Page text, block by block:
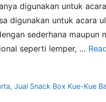
digunakan untuk
digunakan untuk acara
sederhana maupun
seperti lemper, …
,Jual Snack Box Kue-Kue